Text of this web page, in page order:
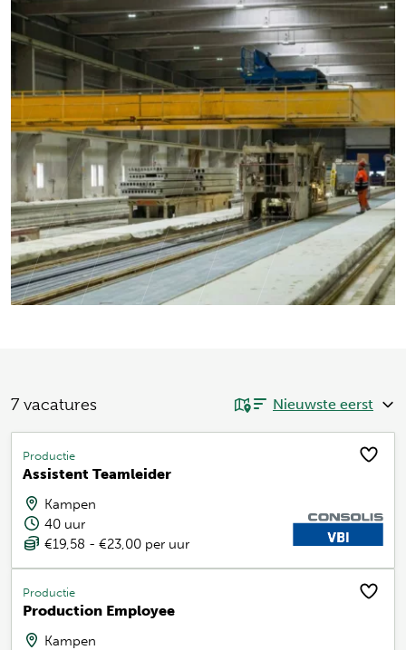
7 vacatures
Productie
Assistent Teamleider
Kampen
40 uur
€19,58 - €23,00 per uur
Productie
Production Employee
Kampen